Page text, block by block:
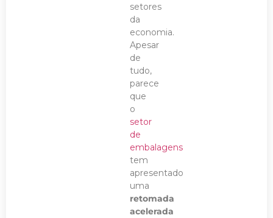
setores
da
economia.
Apesar
de
tudo,
parece
que
o
setor
de
embalagens
tem
apresentado
uma
retomada
acelerada